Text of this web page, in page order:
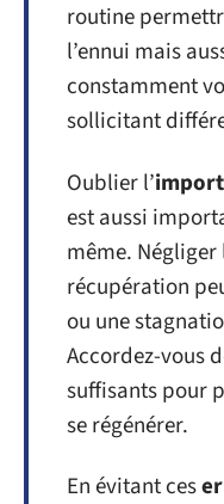
routine
l’ennui mais
constamment
sollicitant
Oublier l’
est aussi
même.
récupération
ou une
Accordez-vous
suffisants pour
se régénérer.
En évitant ces